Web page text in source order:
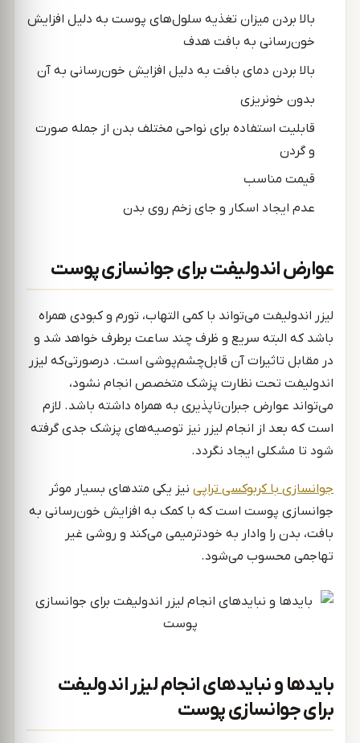
بالا بردن میزان تغذیه سلول‌های پوست به دلیل افزایش
خون‌رسانی به بافت هدف
بالا بردن دمای بافت به دلیل افزایش خون‌رسانی به آن
بدون خونریزی
قابلیت استفاده برای نواحی مختلف بدن از جمله صورت
و گردن
قیمت مناسب
عدم ایجاد اسکار و جای زخم روی بدن
عوارض اندولیفت برای جوانسازی پوست
لیزر اندولیفت می‌تواند با کمی التهاب، تورم و کبودی همراه
باشد که البته سریع و ظرف چند ساعت برطرف خواهد شد و
در مقابل تاثیرات آن قابل‌چشم‌پوشی است. درصورتی‌که لیزر
اندولیفت تحت نظارت پزشک متخصص انجام نشود،
می‌تواند عوارض جبران‌ناپذیری به همراه داشته باشد. لازم
است که بعد از انجام لیزر نیز توصیه‌های پزشک جدی گرفته
شود تا مشکلی ایجاد نگردد.
جوانسازی با کربوکسی تراپینیز یکی متدهای بسیار موثر
جوانسازی پوست است که با کمک به افزایش خون‌رسانی به
بافت، بدن را وادار به خودترمیمی می‌کند و روشی غیر
تهاجمی محسوب می‌شود.
بایدها و نبایدهای انجام لیزر اندولیفت
برای جوانسازی پوست